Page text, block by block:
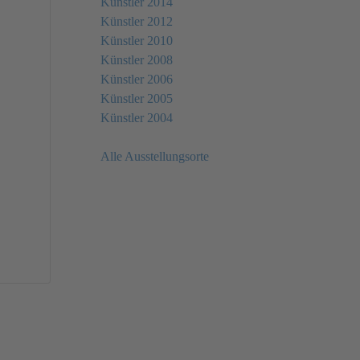
Künstler 2012
Künstler 2010
Künstler 2008
Künstler 2006
Künstler 2005
Künstler 2004
Alle Ausstellungsorte